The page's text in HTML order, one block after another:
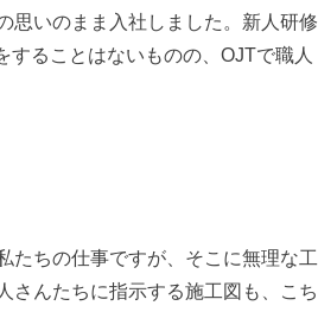
思いのまま入社しました。新人研修
ることはないものの、OJTで職人
たちの仕事ですが、そこに無理な工
さんたちに指示する施工図も、こち